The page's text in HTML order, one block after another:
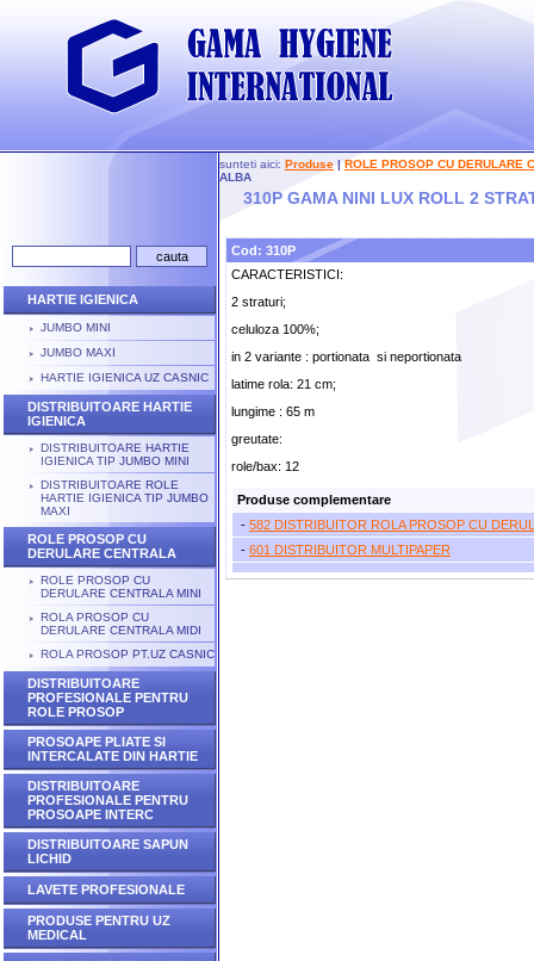
HARTIE IGIENICA
JUMBO MINI
JUMBO MAXI
HARTIE IGIENICA UZ CASNIC
DISTRIBUITOARE HARTIE
IGIENICA
DISTRIBUITOARE HARTIE
IGIENICA TIP JUMBO MINI
DISTRIBUITOARE ROLE
HARTIE IGIENICA TIP JUMBO
MAXI
ROLE PROSOP CU
DERULARE CENTRALA
ROLE PROSOP CU
DERULARE CENTRALA MINI
ROLA PROSOP CU
DERULARE CENTRALA MIDI
ROLA PROSOP PT.UZ CASNIC
DISTRIBUITOARE
PROFESIONALE PENTRU
ROLE PROSOP
PROSOAPE PLIATE SI
INTERCALATE DIN HARTIE
DISTRIBUITOARE
PROFESIONALE PENTRU
PROSOAPE INTERC
DISTRIBUITOARE SAPUN
LICHID
LAVETE PROFESIONALE
PRODUSE PENTRU UZ
MEDICAL
sunteti aici: Produse | ROLE PROSOP CU DERULARE
ALBA
310P GAMA NINI LUX ROLL 2
Cod: 310P
CARACTERISTICI:
2 straturi;
celuloza 100%;
in 2 variante : portionata si neportionata
latime rola: 21 cm;
lungime : 65 m
greutate:
role/bax: 12
Produse complementare
- 582 DISTRIBUITOR ROLA PROSOP CU
- 601 DISTRIBUITOR MULTIPAPER